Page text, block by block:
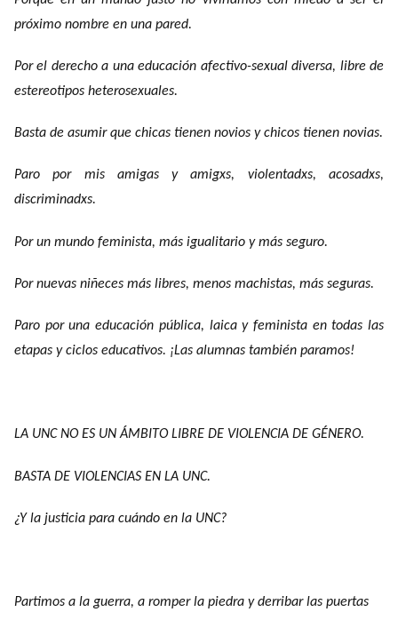
próximo nombre en una pared.
Por el derecho a una educación afectivo-sexual diversa, libre de
estereotipos heterosexuales.
Basta de asumir que chicas tienen novios y chicos tienen novias.
Paro por mis amigas y amigxs, violentadxs, acosadxs,
discriminadxs.
Por un mundo feminista, más igualitario y más seguro.
Por nuevas niñeces más libres, menos machistas, más seguras.
Paro por una educación pública, laica y feminista en todas las
etapas y ciclos educativos. ¡Las alumnas también paramos!
LA UNC NO ES UN ÁMBITO LIBRE DE VIOLENCIA DE GÉNERO.
BASTA DE VIOLENCIAS EN LA UNC.
¿Y la justicia para cuándo en la UNC?
Partimos a la guerra, a romper la piedra y derribar las puertas